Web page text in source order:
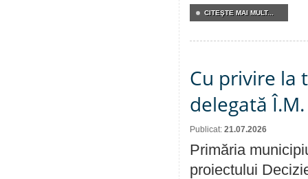
CITEŞTE MAI MULT...
Cu privire la
delegată
Publicat: 21.07.2026
Primăria
proiectului